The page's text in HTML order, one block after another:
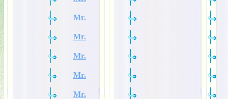
Mr.
Mr.
Mr.
Mr.
Mr.